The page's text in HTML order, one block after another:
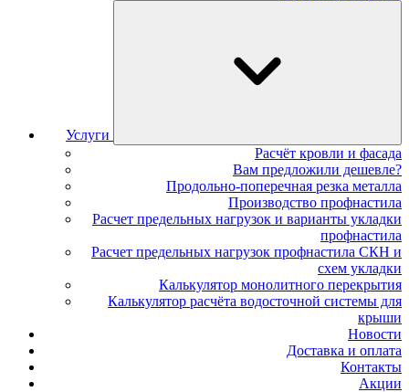
Услуги
Расчёт кровли и фасада
Вам предложили дешевле?
Продольно-поперечная резка металла
Производство профнастила
Расчет предельных нагрузок и варианты укладки
профнастила
Расчет предельных нагрузок профнастила СКН и
схем укладки
Калькулятор монолитного перекрытия
Калькулятор расчёта водосточной системы для
крыши
Новости
Доставка и оплата
Контакты
Акции